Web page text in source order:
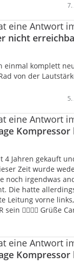
7.
eine Antwort
nicht
einmal komplett
von der
eine Antwort
4 Jahren gekauft
Zeit wurde
noch irgendwas
Die hatte
Leitung vorne
🤷‍♂️🤷‍♂️ Grüße
eine Antwort